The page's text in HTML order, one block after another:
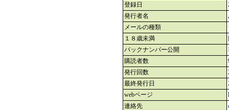
登録日
発行者名
メールの種類
１８歳未満
バックナンバー公開
購読者数
発行回数
最終発行日
webページ
連絡先